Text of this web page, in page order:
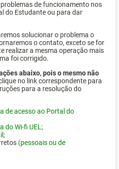
de funcionamento nos
do Estudante ou para dar
solucionar o problema o
o contato, exceto se for
realizar a mesma operação mais
foi corrigido.
abaixo, pois o mesmo não
no link correspondente para
para a resolução do
de acesso ao Portal do
do Wi-fi UEL ;
;
(pessoais ou de